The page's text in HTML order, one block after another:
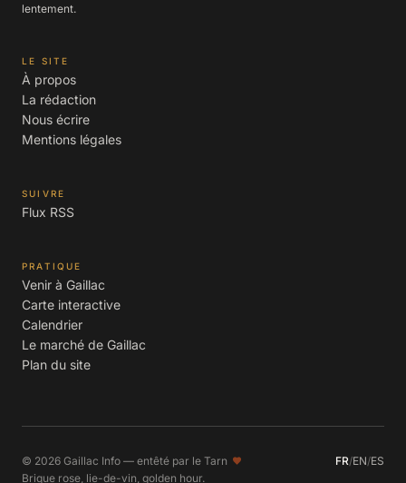
lentement.
LE SITE
À propos
La rédaction
Nous écrire
Mentions légales
SUIVRE
Flux RSS
PRATIQUE
Venir à Gaillac
Carte interactive
Calendrier
Le marché de Gaillac
Plan du site
© 2026 Gaillac Info — entêté par le Tarn FR/EN/ES
Brique rose, lie-de-vin, golden hour.